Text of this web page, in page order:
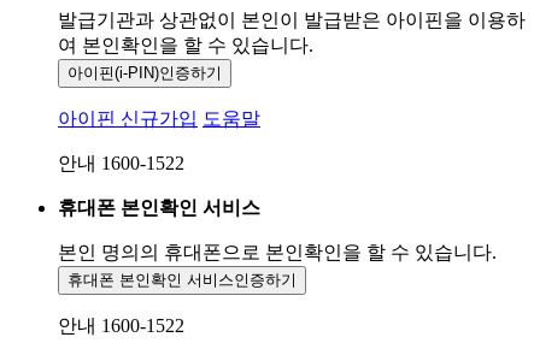
발급기관과 상관없이 본인이 발급받은 아이핀을 이용하
여 본인확인을 할 수 있습니다.
아이핀(i-PIN)인증하기
아이핀 신규가입 도움말
안내 1600-1522
휴대폰 본인확인 서비스
본인 명의의 휴대폰으로 본인확인을 할 수 있습니다.
휴대폰 본인확인 서비스인증하기
안내 1600-1522